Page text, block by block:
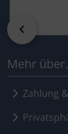
Mehr
Zahlung